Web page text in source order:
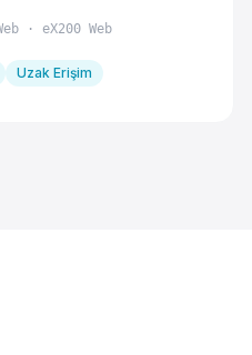
· eX200 Web
Uzak Erişim